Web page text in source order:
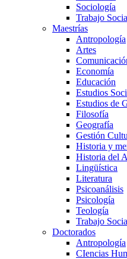
Sociología
Trabajo
Maestrías
Antropología
Artes
Economía
Educación
Estudios
Estudios de
Filosofía
Geografía
Gestión
Historia y
Historia del
Lingüística
Literatura
Psicoanálisis
Psicología
Teología
Trabajo
Doctorados
Antropología
CIencias